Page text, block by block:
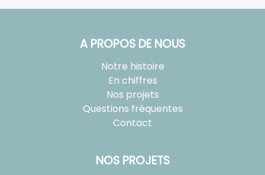
A PROPOS DE NOUS
Notre histoire
En chiffres
Nos projets
Questions fréquentes
Contact
NOS PROJETS